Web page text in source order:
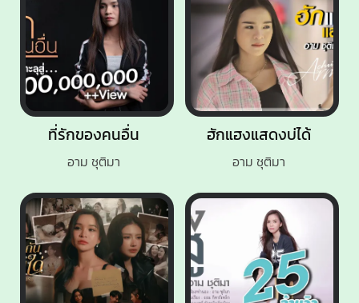
ฮักแฮงแสดงบ่ได้
อาม ชุติมา
ที่รักของคนอื่น
อาม ชุติมา